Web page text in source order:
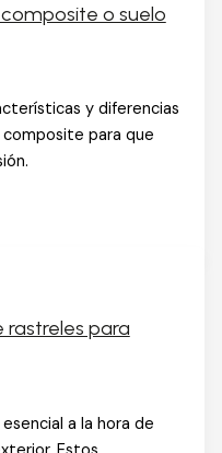
o suelo
y diferencias
para que
rastreles para
a la hora de